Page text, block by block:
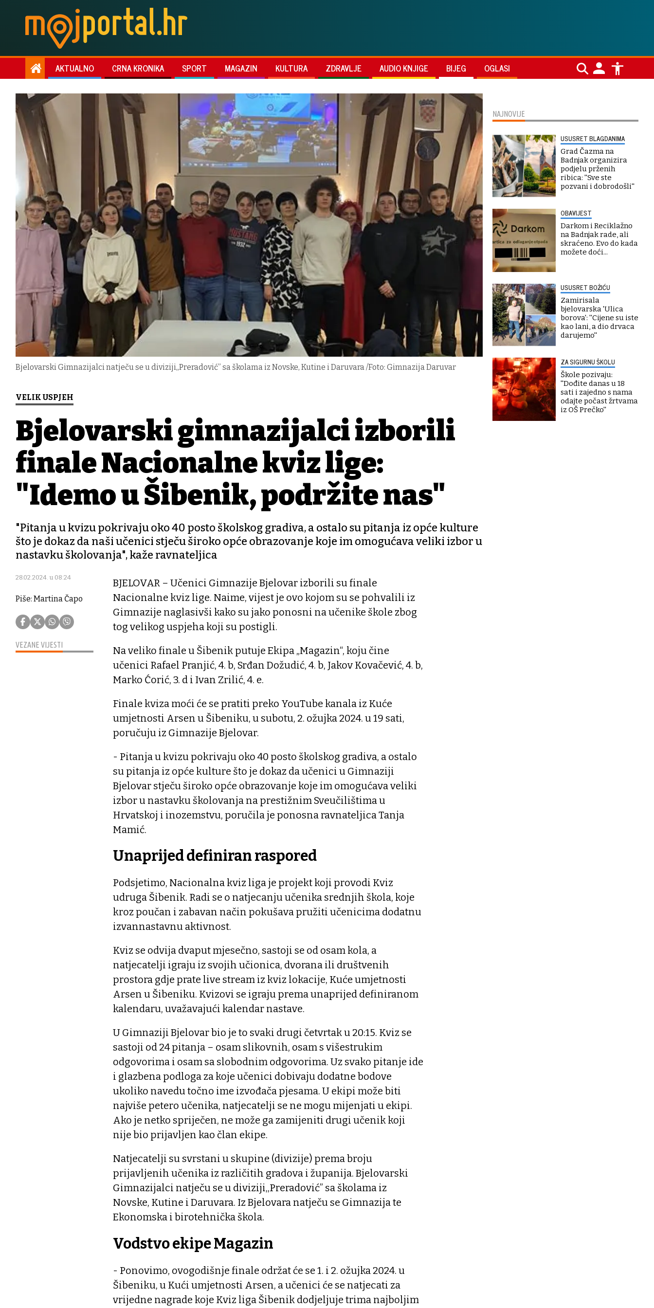
AKTUALNO CRNA KRONIKA SPORT MAGAZIN KULTURA ZDRAVLJE AUDIO KNJIGE BIJEG OGLASI
Bjelovarski Gimnazijalci natječu se u diviziji,,Preradović” sa školama iz Novske, Kutine i Daruvara /Foto: Gimnazija Daruvar
VELIK USPJEH
Bjelovarski gimnazijalci izborili
finale Nacionalne kviz lige:
"Idemo u Šibenik, podržite nas"
"Pitanja u kvizu pokrivaju oko 40 posto školskog gradiva, a ostalo su pitanja iz opće kulture
što je dokaz da naši učenici stječu široko opće obrazovanje koje im omogućava veliki izbor u
nastavku školovanja", kaže ravnateljica
28.02.2024. u 08:24
Piše: Martina Čapo
VEZANE VIJESTI
BJELOVAR – Učenici Gimnazije Bjelovar izborili su finale
Nacionalne kviz lige. Naime, vijest je ovo kojom su se pohvalili iz
Gimnazije naglasivši kako su jako ponosni na učenike škole zbog
tog velikog uspjeha koji su postigli.
Na veliko finale u Šibenik putuje Ekipa „Magazin“, koju čine
učenici Rafael Pranjić, 4. b, Srđan Dožudić, 4. b, Jakov Kovačević, 4. b,
Marko Ćorić, 3. d i Ivan Zrilić, 4. e.
Finale kviza moći će se pratiti preko YouTube kanala iz Kuće
umjetnosti Arsen u Šibeniku, u subotu, 2. ožujka 2024. u 19 sati,
poručuju iz Gimnazije Bjelovar.
- Pitanja u kvizu pokrivaju oko 40 posto školskog gradiva, a ostalo
su pitanja iz opće kulture što je dokaz da učenici u Gimnaziji
Bjelovar stječu široko opće obrazovanje koje im omogućava veliki
izbor u nastavku školovanja na prestižnim Sveučilištima u
Hrvatskoj i inozemstvu, poručila je ponosna ravnateljica Tanja
Mamić.
Unaprijed definiran raspored
Podsjetimo, Nacionalna kviz liga je projekt koji provodi Kviz
udruga Šibenik. Radi se o natjecanju učenika srednjih škola, koje
kroz poučan i zabavan način pokušava pružiti učenicima dodatnu
izvannastavnu aktivnost.
Kviz se odvija dvaput mjesečno, sastoji se od osam kola, a
natjecatelji igraju iz svojih učionica, dvorana ili društvenih
prostora gdje prate live stream iz kviz lokacije, Kuće umjetnosti
Arsen u Šibeniku. Kvizovi se igraju prema unaprijed definiranom
kalendaru, uvažavajući kalendar nastave.
U Gimnaziji Bjelovar bio je to svaki drugi četvrtak u 20:15. Kviz se
sastoji od 24 pitanja – osam slikovnih, osam s višestrukim
odgovorima i osam sa slobodnim odgovorima. Uz svako pitanje ide
i glazbena podloga za koje učenici dobivaju dodatne bodove
ukoliko navedu točno ime izvođača pjesama. U ekipi može biti
najviše petero učenika, natjecatelji se ne mogu mijenjati u ekipi.
Ako je netko spriječen, ne može ga zamijeniti drugi učenik koji
nije bio prijavljen kao član ekipe.
Natjecatelji su svrstani u skupine (divizije) prema broju
prijavljenih učenika iz različitih gradova i županija. Bjelovarski
Gimnazijalci natječu se u diviziji,,Preradović” sa školama iz
Novske, Kutine i Daruvara. Iz Bjelovara natječu se Gimnazija te
Ekonomska i birotehnička škola.
Vodstvo ekipe Magazin
- Ponovimo, ovogodišnje finale održat će se 1. i 2. ožujka 2024. u
Šibeniku, u Kući umjetnosti Arsen, a učenici će se natjecati za
vrijedne nagrade koje Kviz liga Šibenik dodjeljuje trima najboljim
NAJNOVIJE
USUSRET BLAGDANIMA
Grad Čazma na
Badnjak organizira
podjelu prženih
ribica: ''Sve ste
pozvani i dobrodošli''
OBAVIJEST
Darkom i Reciklažno
na Badnjak rade, ali
skraćeno. Evo do kada
možete doći...
USUSRET BOŽIĆU
Zamirisala
bjelovarska 'Ulica
borova': ''Cijene su iste
kao lani, a dio drvaca
darujemo''
ZA SIGURNU ŠKOLU
Škole pozivaju:
''Dođite danas u 18
sati i zajedno s nama
odajte počast žrtvama
iz OŠ Prečko''